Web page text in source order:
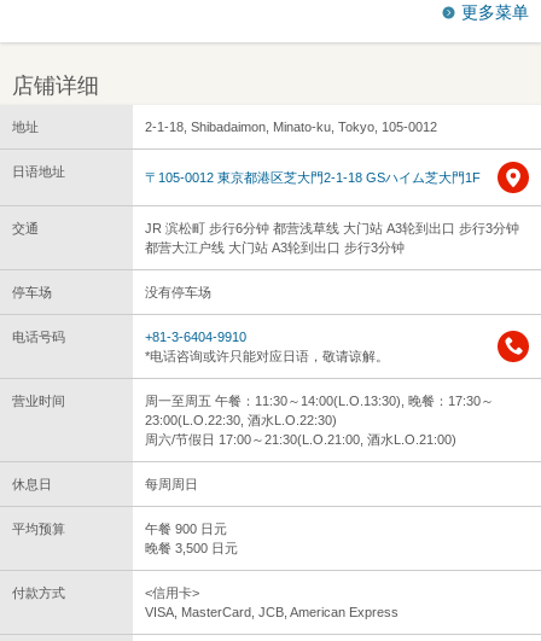
更多菜单
店铺详细
地址 2-1-18, Shibadaimon, Minato-ku, Tokyo, 105-0012
日语地址 〒105-0012 東京都港区芝大門2-1-18 GSハイム芝大門1F
交通
JR 滨松町 步行6分钟 都营浅草线 大门站 A3轮到出口 步行3分钟
都营大江户线 大门站 A3轮到出口 步行3分钟
停车场 没有停车场
电话号码
+81-3-6404-9910
*电话咨询或许只能对应日语，敬请谅解。
营业时间
周一至周五 午餐：11:30～14:00(L.O.13:30), 晚餐：17:30～
23:00(L.O.22:30, 酒水L.O.22:30)
周六/节假日 17:00～21:30(L.O.21:00, 酒水L.O.21:00)
休息日 每周周日
平均预算
午餐 900 日元
晚餐 3,500 日元
付款方式
<信用卡>
VISA, MasterCard, JCB, American Express